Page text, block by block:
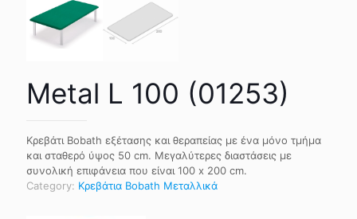
Metal L 100 (01253)
Κρεβάτι Bobath εξέτασης και θεραπείας με ένα μόνο τμήμα
και σταθερό ύψος 50 cm. Μεγαλύτερες διαστάσεις με
συνολική επιφάνεια που είναι 100 x 200 cm.
Category: Κρεβάτια Bobath Μεταλλικά